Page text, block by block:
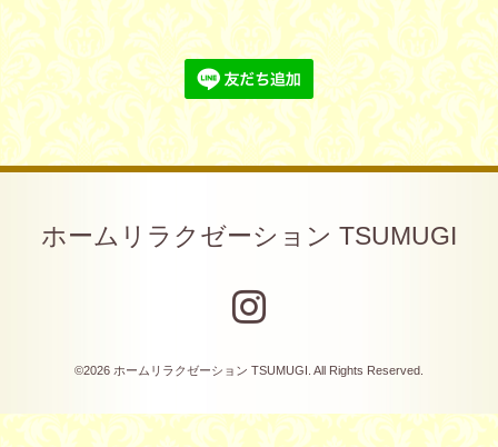
ホームリラクゼーション TSUMUGI
©2026 ホームリラクゼーション TSUMUGI . All Rights Reserved.